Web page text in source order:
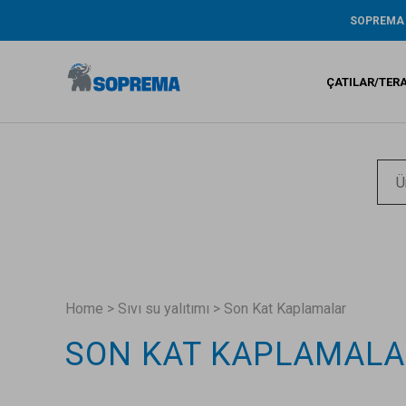
ÇEVRE /
GARANTİ
ÇATILAR/
Bitümlü
Sıvı su
Sentetik
Home > Sıvı su yalıtımı > Son Kat Kaplamalar
SON KAT